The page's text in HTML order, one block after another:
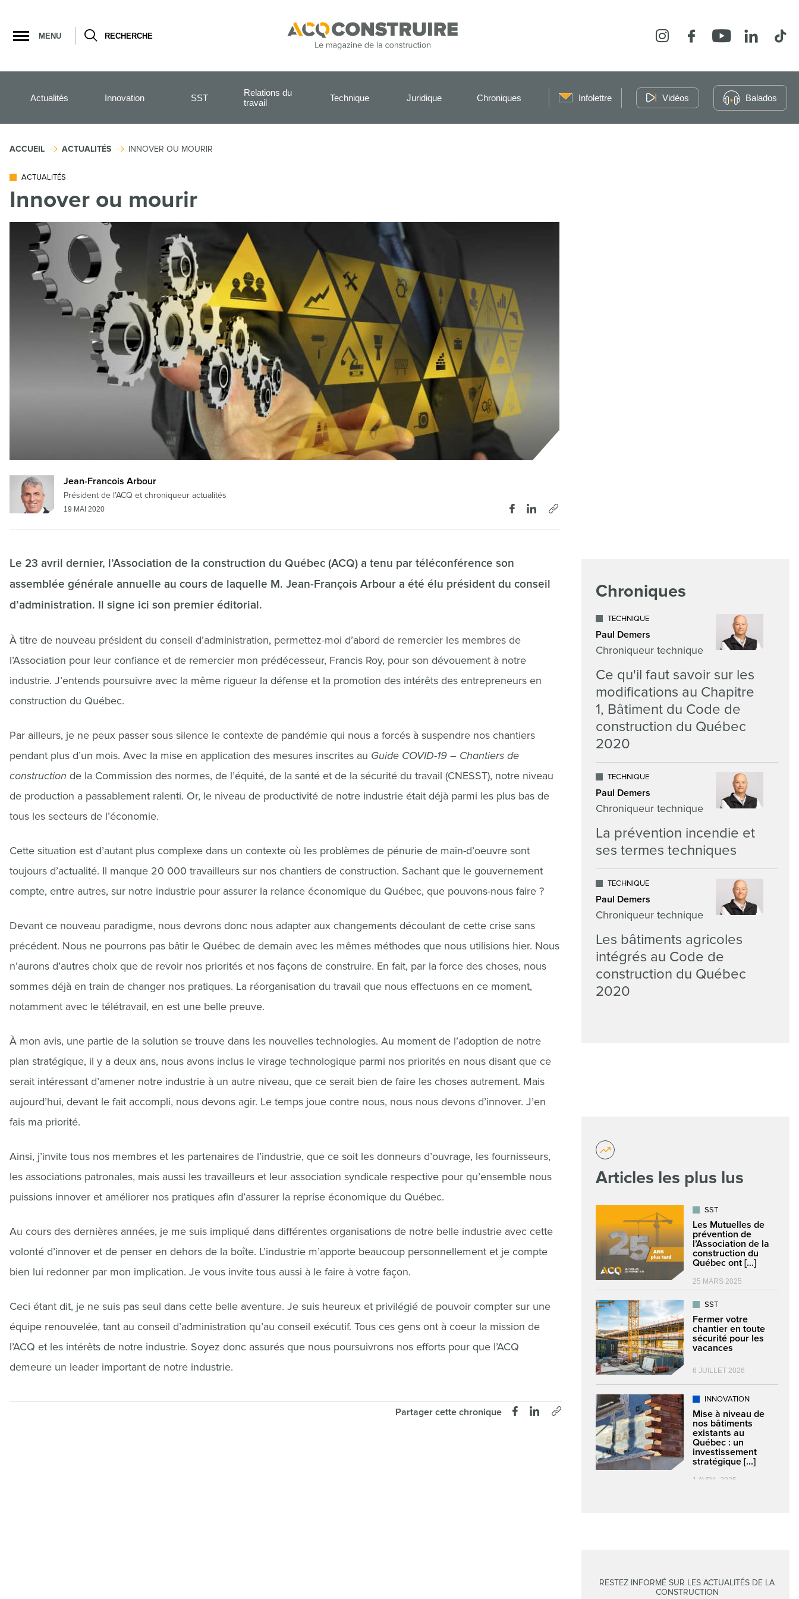
la
navigation
MENU RECHERCHE InstagramFacebookYouTubeLinkedIn
Actualités Innovation SST
Relations du
travail
Technique Juridique Chroniques Infolettre Vidéos Balados
ACCUEIL ACTUALITÉS INNOVER OU MOURIR
ACTUALITÉS
Innover ou mourir
Jean-Francois Arbour
Président de l’ACQ et chroniqueur actualités
19 MAI 2020
Le 23 avril dernier, l’Association de la construction du Québec (ACQ) a tenu par téléconférence son
assemblée générale annuelle au cours de laquelle M. Jean-François Arbour a été élu président du conseil
d’administration. Il signe ici son premier éditorial.
À titre de nouveau président du conseil d’administration, permettez-moi d’abord de remercier les membres de
l’Association pour leur confiance et de remercier mon prédécesseur, Francis Roy, pour son dévouement à notre
industrie. J’entends poursuivre avec la même rigueur la défense et la promotion des intérêts des entrepreneurs en
construction du Québec.
Par ailleurs, je ne peux passer sous silence le contexte de pandémie qui nous a forcés à suspendre nos chantiers
pendant plus d’un mois. Avec la mise en application des mesures inscrites au Guide COVID-19 – Chantiers de
construction de la Commission des normes, de l’équité, de la santé et de la sécurité du travail (CNESST), notre niveau
de production a passablement ralenti. Or, le niveau de productivité de notre industrie était déjà parmi les plus bas de
tous les secteurs de l’économie.
Cette situation est d’autant plus complexe dans un contexte où les problèmes de pénurie de main-d’oeuvre sont
toujours d’actualité. Il manque 20 000 travailleurs sur nos chantiers de construction. Sachant que le gouvernement
compte, entre autres, sur notre industrie pour assurer la relance économique du Québec, que pouvons-nous faire ?
Devant ce nouveau paradigme, nous devrons donc nous adapter aux changements découlant de cette crise sans
précédent. Nous ne pourrons pas bâtir le Québec de demain avec les mêmes méthodes que nous utilisions hier. Nous
n’aurons d’autres choix que de revoir nos priorités et nos façons de construire. En fait, par la force des choses, nous
sommes déjà en train de changer nos pratiques. La réorganisation du travail que nous effectuons en ce moment,
notamment avec le télétravail, en est une belle preuve.
À mon avis, une partie de la solution se trouve dans les nouvelles technologies. Au moment de l’adoption de notre
plan stratégique, il y a deux ans, nous avons inclus le virage technologique parmi nos priorités en nous disant que ce
serait intéressant d’amener notre industrie à un autre niveau, que ce serait bien de faire les choses autrement. Mais
aujourd’hui, devant le fait accompli, nous devons agir. Le temps joue contre nous, nous nous devons d’innover. J’en
fais ma priorité.
Ainsi, j’invite tous nos membres et les partenaires de l’industrie, que ce soit les donneurs d’ouvrage, les fournisseurs,
les associations patronales, mais aussi les travailleurs et leur association syndicale respective pour qu’ensemble nous
puissions innover et améliorer nos pratiques afin d’assurer la reprise économique du Québec.
Au cours des dernières années, je me suis impliqué dans différentes organisations de notre belle industrie avec cette
volonté d’innover et de penser en dehors de la boîte. L’industrie m’apporte beaucoup personnellement et je compte
bien lui redonner par mon implication. Je vous invite tous aussi à le faire à votre façon.
Ceci étant dit, je ne suis pas seul dans cette belle aventure. Je suis heureux et privilégié de pouvoir compter sur une
équipe renouvelée, tant au conseil d’administration qu’au conseil exécutif. Tous ces gens ont à coeur la mission de
l’ACQ et les intérêts de notre industrie. Soyez donc assurés que nous poursuivrons nos efforts pour que l’ACQ
demeure un leader important de notre industrie.
Partager cette chronique
Chroniques
TECHNIQUE
Paul Demers
Chroniqueur technique
Ce qu'il faut savoir sur les
modifications au Chapitre
1, Bâtiment du Code de
construction du Québec
2020
TECHNIQUE
Paul Demers
Chroniqueur technique
La prévention incendie et
ses termes techniques
TECHNIQUE
Paul Demers
Chroniqueur technique
Les bâtiments agricoles
intégrés au Code de
construction du Québec
2020
Articles les plus lus
SST
Les Mutuelles de
prévention de
l’Association de la
construction du
Québec ont [...]
25 MARS 2025
SST
Fermer votre
chantier en toute
sécurité pour les
vacances
6 JUILLET 2026
INNOVATION
Mise à niveau de
nos bâtiments
existants au
Québec : un
investissement
stratégique [...]
1 AVRIL 2025
RESTEZ INFORMÉ SUR LES ACTUALITÉS DE LA
CONSTRUCTION